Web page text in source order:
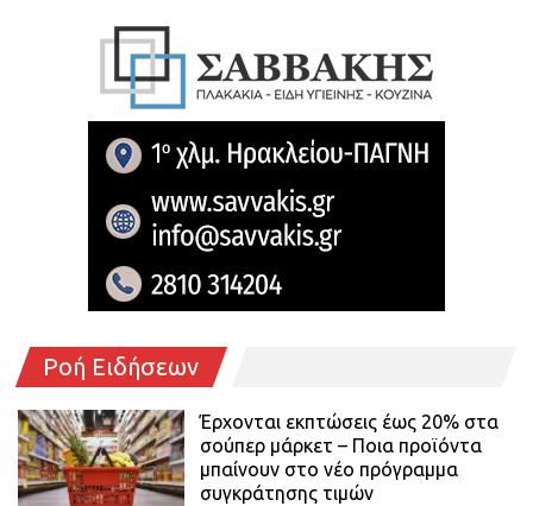
Ροή Ειδήσεων
Έρχονται εκπτώσεις έως 20% στα
σούπερ μάρκετ – Ποια προϊόντα
μπαίνουν στο νέο πρόγραμμα
συγκράτησης τιμών